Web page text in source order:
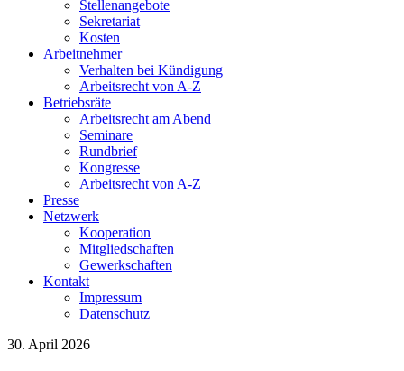
Stellenangebote
Sekretariat
Kosten
Arbeitnehmer
Verhalten bei Kündigung
Arbeitsrecht von A-Z
Betriebsräte
Arbeitsrecht am Abend
Seminare
Rundbrief
Kongresse
Arbeitsrecht von A-Z
Presse
Netzwerk
Kooperation
Mitgliedschaften
Gewerkschaften
Kontakt
Impressum
Datenschutz
30. April 2026